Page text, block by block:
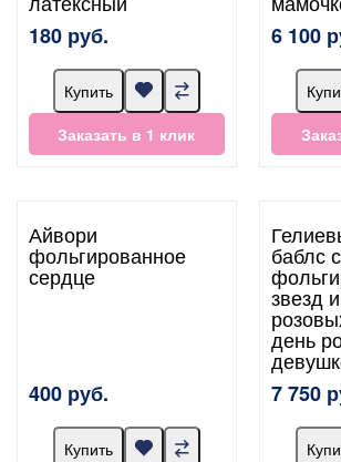
180 руб.
Купить
Заказать в 1 клик
6 100
Айвори
фольгированное
сердце
400 руб.
Купить
баблс
звезд
день
7 750